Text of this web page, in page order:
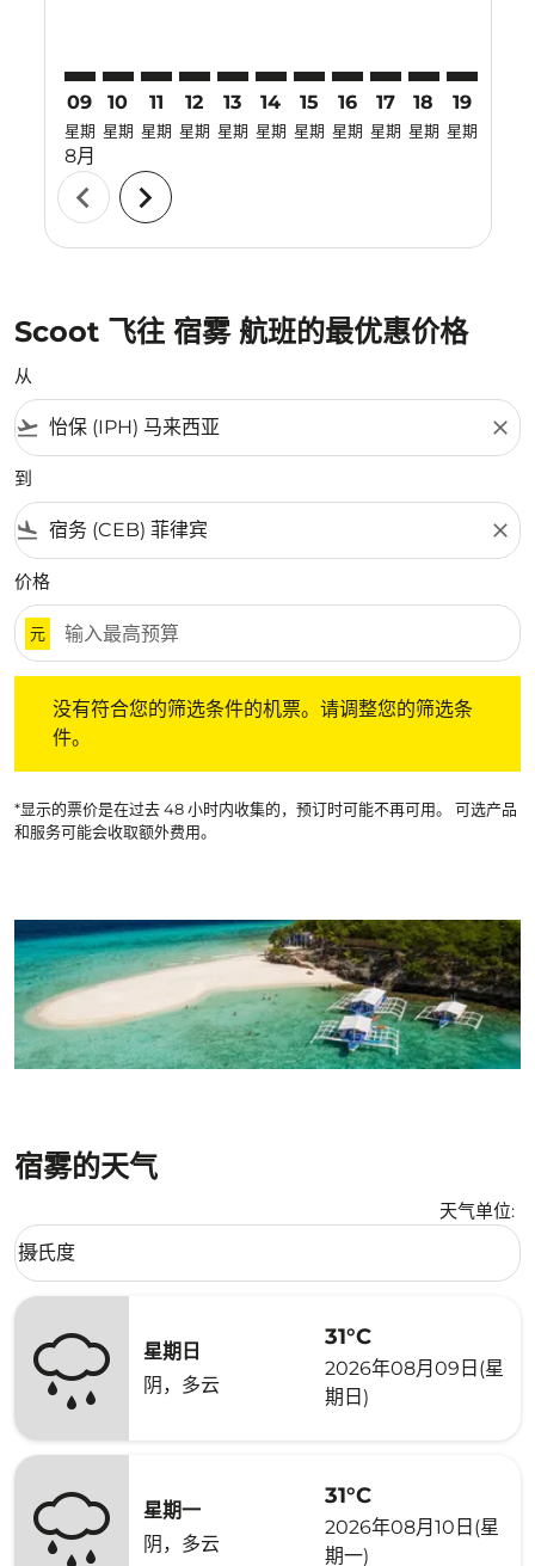
09
星期
8月
10
星期
11
星期
12
星期
13
星期
14
星期
15
星期
16
星期
17
星期
18
星期
19
星期
chevron_left chevron_right
Scoot 飞往 宿雾 航班的最优惠价格
从
flight_takeoff close
到
flight_land close
价格
元
没有符合您的筛选条件的机票。请调整您的筛选条
件。
*显示的票价是在过去 48 小时内收集的，预订时可能不再可用。 可选产品
和服务可能会收取额外费用。
宿雾的天气
天气单位:
Weather unit option 摄氏度 Selected
摄氏度
keyboard_arrow_down
星期日
阴，多云
31°C
2026年08月09日(星
期日)
星期一
阴，多云
31°C
2026年08月10日(星
期一)